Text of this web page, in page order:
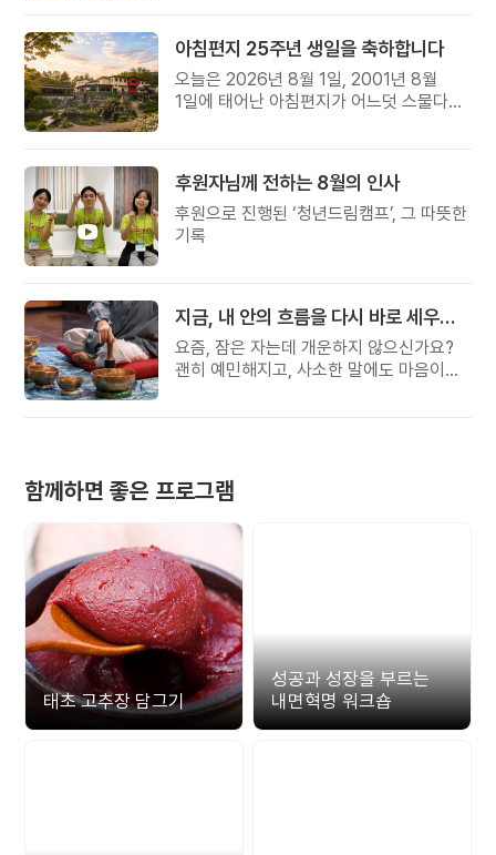
아침편지 25주년 생일을 축하합니다
오늘은 2026년 8월 1일, 2001년 8월
1일에 태어난 아침편지가 어느덧 스물다섯
후원자님께 전하는 8월의 인사
후원으로 진행된 ‘청년드림캠프’, 그 따뜻한
기록
지금, 내 안의 흐름을 다시 바로 세우고 싶다면
요즘, 잠은 자는데 개운하지 않으신가요?
괜히 예민해지고, 사소한 말에도 마음이
함께하면 좋은 프로그램
태초 고추장 담그기
성공과 성장을 부르는
내면혁명 워크숍